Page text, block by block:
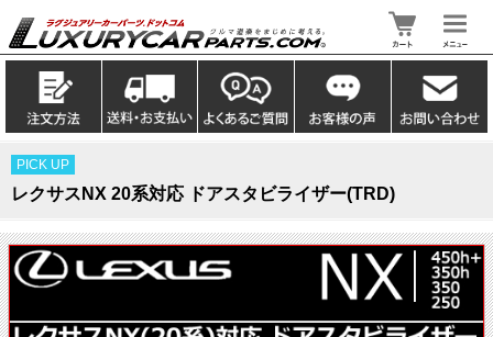
PICK UP
レクサスNX 20系対応 ドアスタビライザー(TRD)